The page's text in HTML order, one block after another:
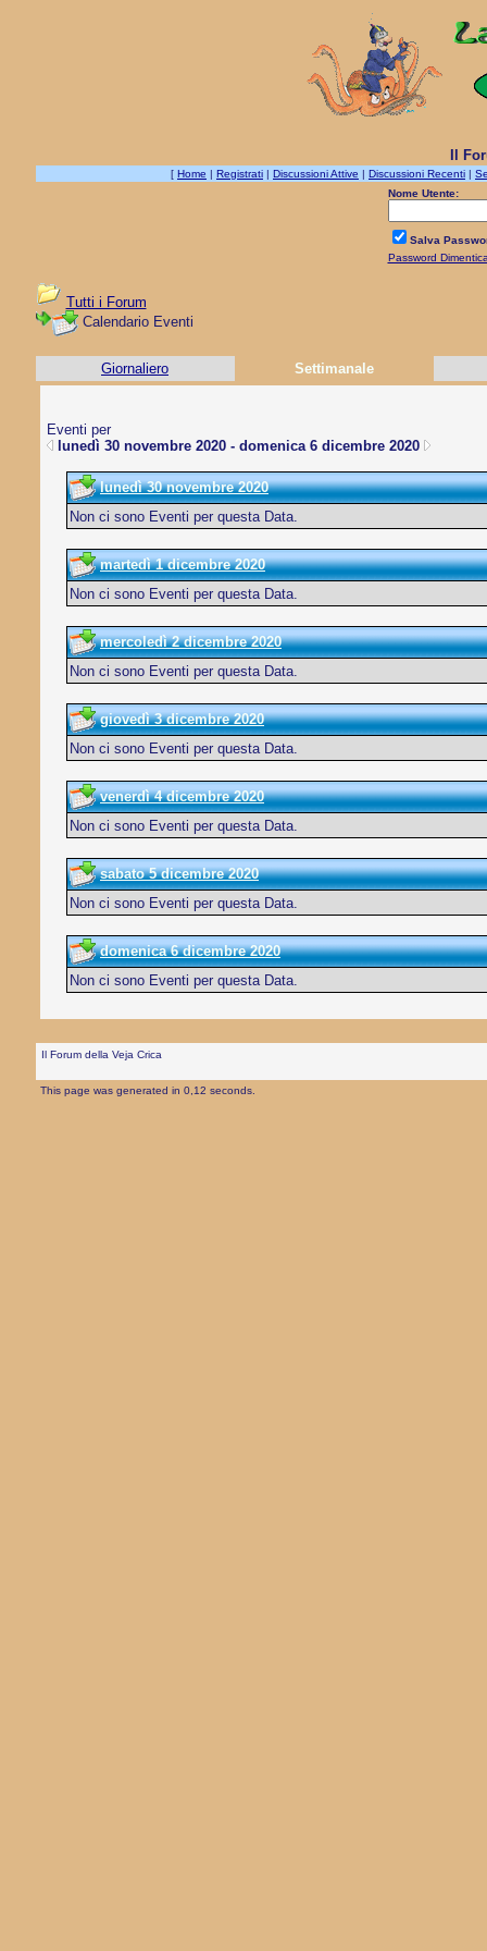
Il
[ Home | Registrati | Discussioni Attive | Discussioni Recenti |
Nome Utente:
Salva
Password
Tutti i Forum
Calendario Eventi
Giornaliero Settimanale
Eventi per
lunedì 30 novembre 2020 - domenica 6 dicembre 2020
lunedì 30 novembre 2020
Non ci sono Eventi per questa Data.
martedì 1 dicembre 2020
Non ci sono Eventi per questa Data.
mercoledì 2 dicembre 2020
Non ci sono Eventi per questa Data.
giovedì 3 dicembre 2020
Non ci sono Eventi per questa Data.
venerdì 4 dicembre 2020
Non ci sono Eventi per questa Data.
sabato 5 dicembre 2020
Non ci sono Eventi per questa Data.
domenica 6 dicembre 2020
Non ci sono Eventi per questa Data.
Il Forum della Veja Crica
This page was generated in 0,12 seconds.